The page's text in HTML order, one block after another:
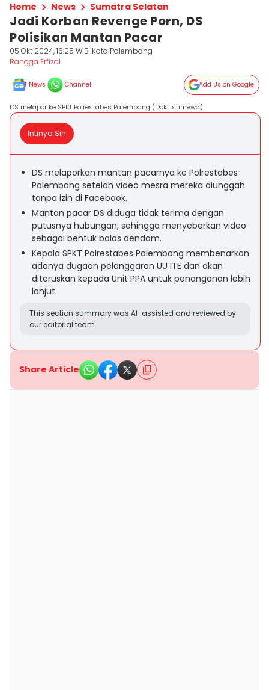
Home News Sumatra Selatan
Jadi Korban Revenge Porn, DS
Polisikan Mantan Pacar
05 Okt 2024, 16:25 WIB Kota Palembang
Rangga Erfizal
News Channel Add Us on Google
DS melapor ke SPKT Polrestabes Palembang (Dok: istimewa)
Intinya Sih
DS melaporkan mantan pacarnya ke Polrestabes
Palembang setelah video mesra mereka diunggah
tanpa izin di Facebook.
Mantan pacar DS diduga tidak terima dengan
putusnya hubungan, sehingga menyebarkan video
sebagai bentuk balas dendam.
Kepala SPKT Polrestabes Palembang membenarkan
adanya dugaan pelanggaran UU ITE dan akan
diteruskan kepada Unit PPA untuk penanganan lebih
lanjut.
This section summary was AI-assisted and reviewed by
our editorial team.
Share Article